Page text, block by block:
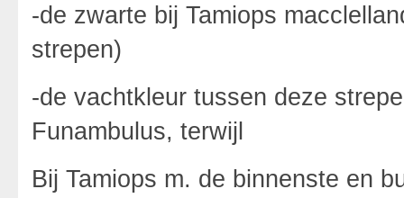
-de zwarte bij Tamiops
strepen)
-de vachtkleur tussen deze
Funambulus, terwijl
Bij Tamiops m. de binnenste en